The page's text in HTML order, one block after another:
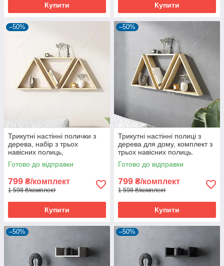
Купити Купити
–50%
Трикутні настінні полички з
дерева, набір з трьох
навісних полиць,
декоративних для стіни
Готово до відправки
799 ₴/комплект
1 598 ₴/комплект
Купити
–50%
Трикутні настінні полиці з
дерева для дому, комплект з
трьох навісних полиць.
Готово до відправки
799 ₴/комплект
1 598 ₴/комплект
Купити
–50% –50%